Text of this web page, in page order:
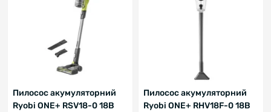
Пилосос акумуляторний
Ryobi ONE+ RSV18-0 18В
Пилосос акумуляторний
Ryobi ONE+ RHV18F-0 18В